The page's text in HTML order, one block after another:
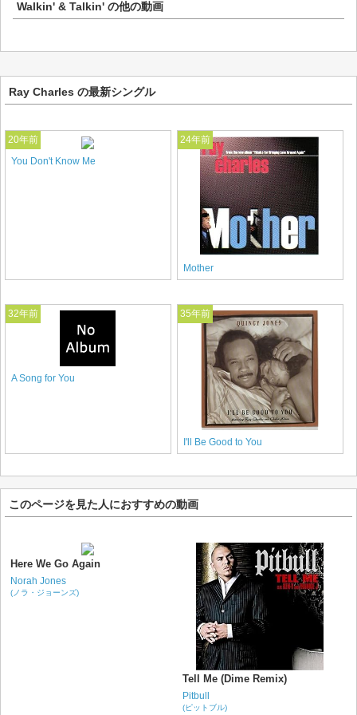
Walkin' & Talkin' の他の動画
Ray Charles の最新シングル
20年前
You Don't Know Me
24年前
Mother
32年前
A Song for You
35年前
I'll Be Good to You
このページを見た人におすすめの動画
Here We Go Again
Norah Jones
(ノラ・ジョーンズ)
Tell Me (Dime Remix)
Pitbull
(ピットブル)